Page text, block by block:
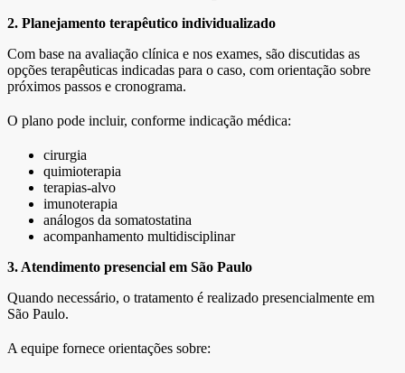
2. Planejamento terapêutico individualizado
Com base na avaliação clínica e nos exames, são discutidas as
opções terapêuticas indicadas para o caso, com orientação sobre
próximos passos e cronograma.
O plano pode incluir, conforme indicação médica:
cirurgia
quimioterapia
terapias-alvo
imunoterapia
análogos da somatostatina
acompanhamento multidisciplinar
3. Atendimento presencial em São Paulo
Quando necessário, o tratamento é realizado presencialmente em
São Paulo.
A equipe fornece orientações sobre: